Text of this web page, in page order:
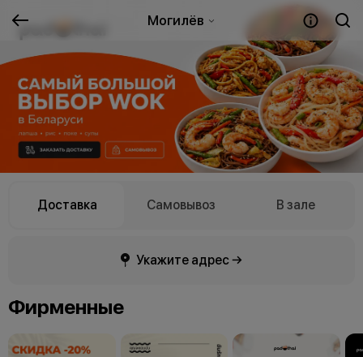
Могилёв
Доставка Самовывоз В зале
Укажите адрес →
Фирменные